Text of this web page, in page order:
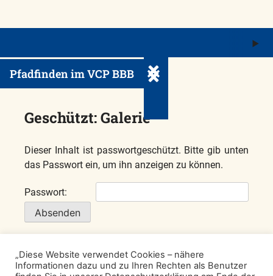
Pfadfinden im VCP BBB Untermenü ein-/
Geschützt: Galerie
Dieser Inhalt ist passwortgeschützt. Bitte gib unten
das Passwort ein, um ihn anzeigen zu können.
Passwort:
Impressum
Datenschutzerklärung
Spenden
VCP-Shop
„Diese Website verwendet Cookies – nähere
Informationen dazu und zu Ihren Rechten als Benutzer